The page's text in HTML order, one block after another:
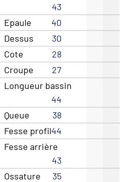
43
Epaule
40
Dessus
30
Cote
28
Croupe
27
Longueur bassin
44
Queue
38
Fesse profil44
Fesse arrière
43
Ossature
35